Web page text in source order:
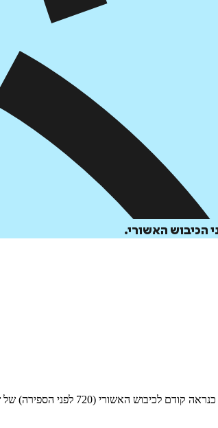
הכיבוש האשורי.
פעל בתקופת שקיעתה של ממלכת ישראל, מדמדומי מלכותו הארוכה של ירבעם השני (788–747